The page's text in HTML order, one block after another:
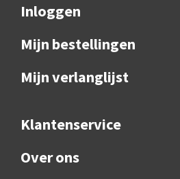
Inloggen
Mijn bestellingen
Mijn verlanglijst
Klantenservice
Over ons